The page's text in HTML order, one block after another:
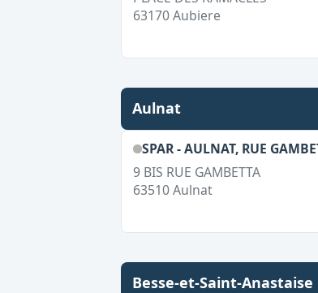
63170 Aubiere
Aulnat
SPAR - AULNAT, RUE
9 BIS RUE GAMBETTA
63510 Aulnat
Besse-et-Saint-Anastaise